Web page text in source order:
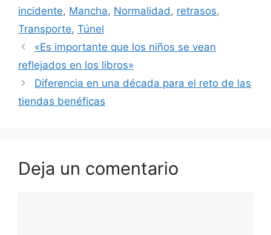
incidente, Mancha, Normalidad, retrasos,
Transporte, Túnel
«Es importante que los niños se vean
reflejados en los libros»
Diferencia en una década para el reto de las
tiendas benéficas
Deja un comentario